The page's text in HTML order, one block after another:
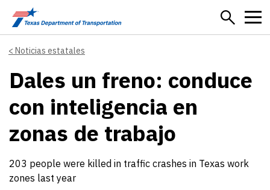
Skip to main content
Noticias estatales
Dales un freno: conduce
con inteligencia en
zonas de trabajo
203 people were killed in traffic crashes in Texas work
zones last year